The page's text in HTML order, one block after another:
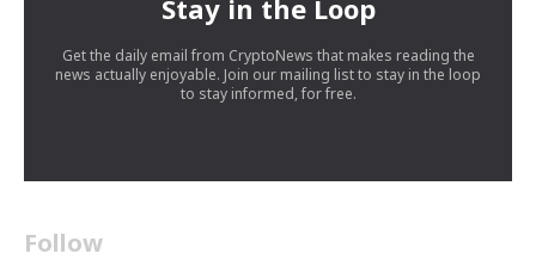
Stay in the Loop
Get the daily email from CryptoNews that makes reading the
news actually enjoyable. Join our mailing list to stay in the loop
to stay informed, for free.
Follow